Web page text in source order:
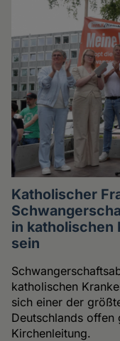
Katholischer
in katholischen
sein
katholischen
sich einer der
Deutschlands offen
Kirchenleitung.